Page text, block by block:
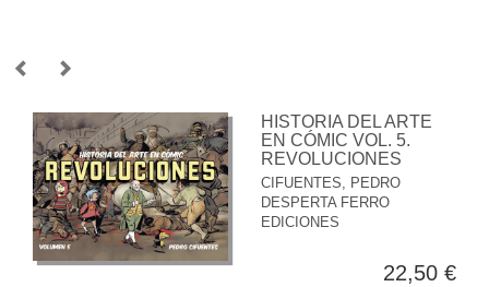
HISTORIA DEL ARTE
EN CÓMIC VOL. 5.
REVOLUCIONES
CIFUENTES, PEDRO
DESPERTA FERRO
EDICIONES
22,50 €